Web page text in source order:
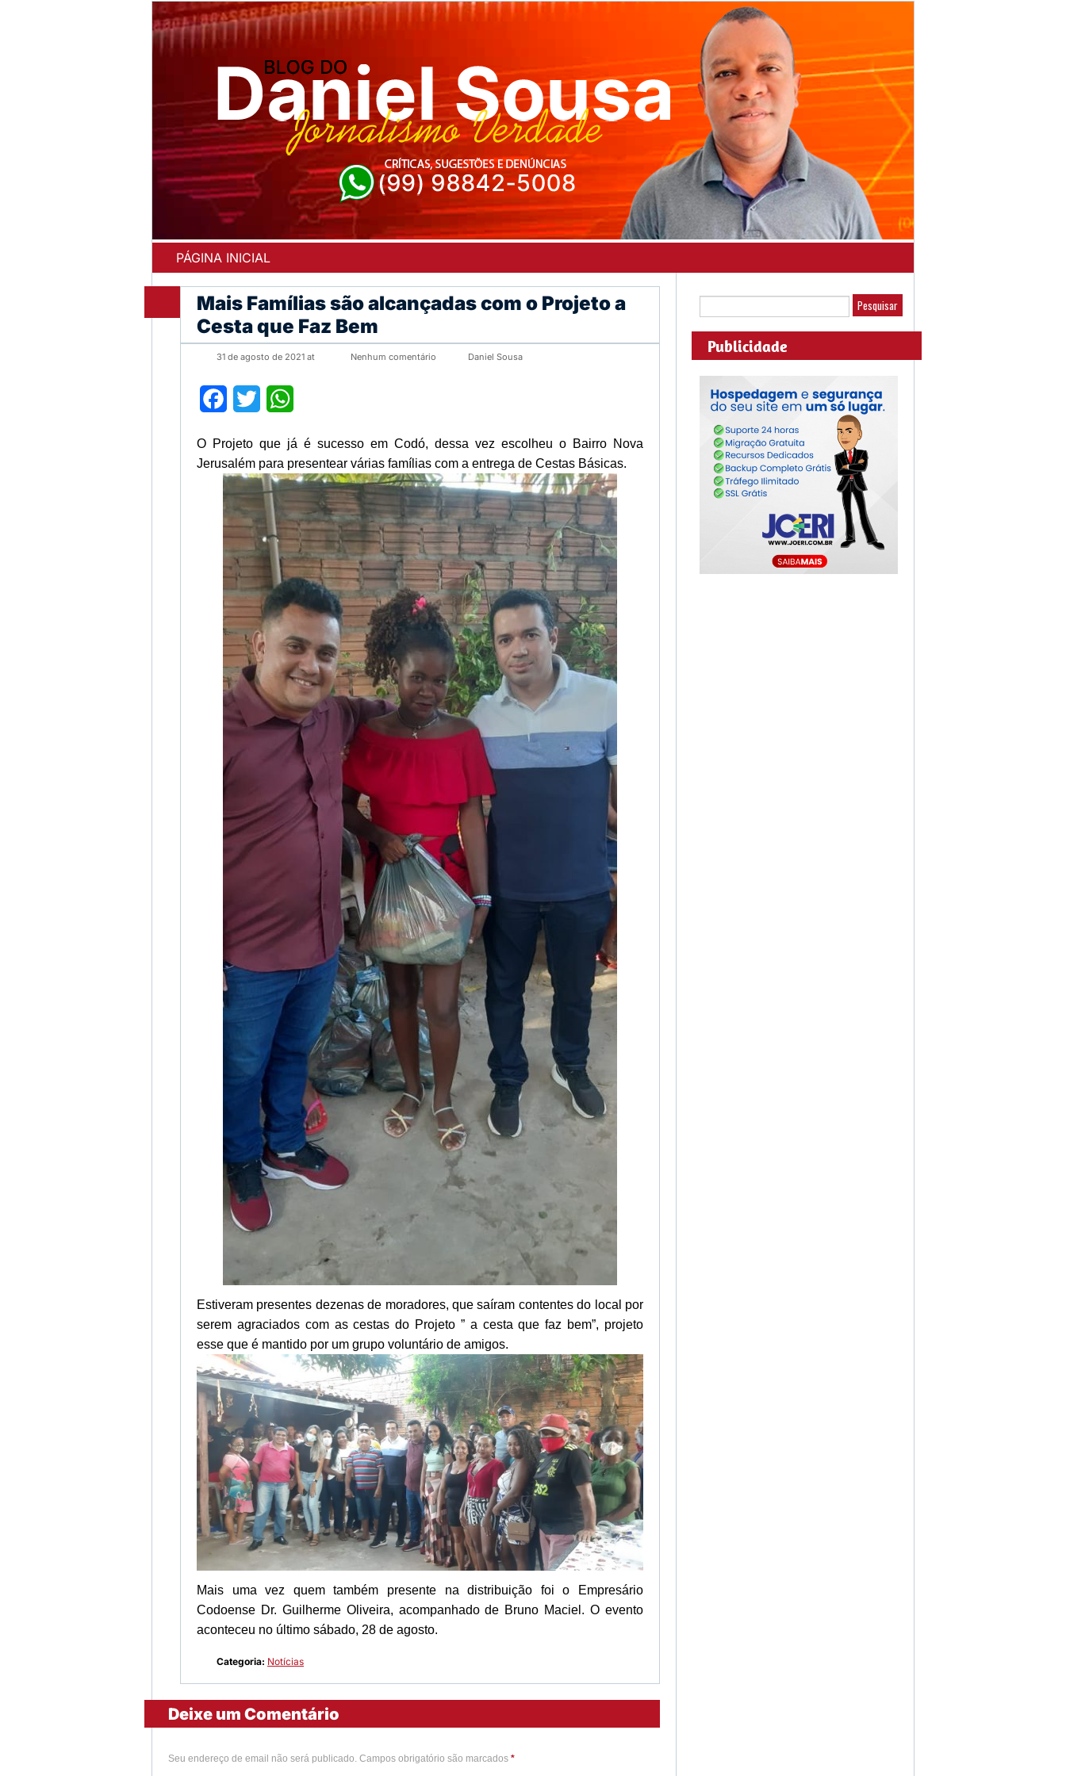
PÁGINA INICIAL
Mais Famílias são alcançadas com o Projeto a
Cesta que Faz Bem
31 de agosto de 2021 at Nenhum comentário Daniel Sousa
Facebook
Twitter
O Projeto que já é sucesso em Codó, dessa vez escolheu o Bairro Nova
Jerusalém para presentear várias famílias com a entrega de Cestas Básicas.
Estiveram presentes dezenas de moradores, que saíram contentes do local por
serem agraciados com as cestas do Projeto ” a cesta que faz bem”, projeto
esse que é mantido por um grupo voluntário de amigos.
Mais uma vez quem também presente na distribuição foi o Empresário
Codoense Dr. Guilherme Oliveira, acompanhado de Bruno Maciel. O evento
aconteceu no último sábado, 28 de agosto.
Categoria: Notícias
Deixe um Comentário
Seu endereço de email não será publicado. Campos obrigatório são marcados *
Publicidade